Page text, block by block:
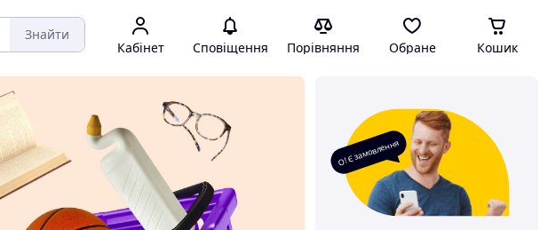
Знайти
Кабінет Сповіщення Порівняння Обране Кошик
О! Є замовлення